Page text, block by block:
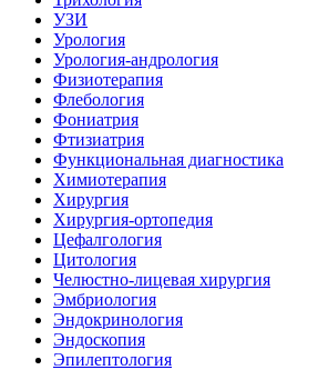
УЗИ
Урология
Урология-андрология
Физиотерапия
Флебология
Фониатрия
Фтизиатрия
Функциональная диагностика
Химиотерапия
Хирургия
Хирургия-ортопедия
Цефалгология
Цитология
Челюстно-лицевая хирургия
Эмбриология
Эндокринология
Эндоскопия
Эпилептология